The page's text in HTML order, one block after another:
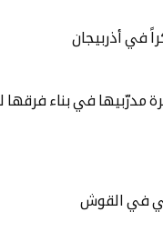
في أذربيجان
مدرّبيها في بناء فرقها
في القوش